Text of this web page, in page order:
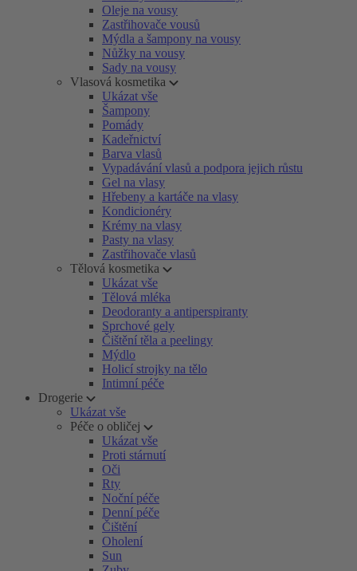
Oleje na vousy
Zastřihovače vousů
Mýdla a šampony na vousy
Nůžky na vousy
Sady na vousy
Vlasová kosmetika
Ukázat vše
Šampony
Pomády
Kadeřnictví
Barva vlasů
Vypadávání vlasů a podpora jejich růstu
Gel na vlasy
Hřebeny a kartáče na vlasy
Kondicionéry
Krémy na vlasy
Pasty na vlasy
Zastřihovače vlasů
Tělová kosmetika
Ukázat vše
Tělová mléka
Deodoranty a antiperspiranty
Sprchové gely
Čištění těla a peelingy
Mýdlo
Holicí strojky na tělo
Intimní péče
Drogerie
Ukázat vše
Péče o obličej
Ukázat vše
Proti stárnutí
Oči
Rty
Noční péče
Denní péče
Čištění
Oholení
Sun